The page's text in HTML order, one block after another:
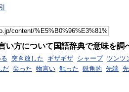
い方について国語辞典で意味を調
突き放した ギザギザ シャープ ツンツ
だ 尖った 物言い 触った 鋭角的 先端